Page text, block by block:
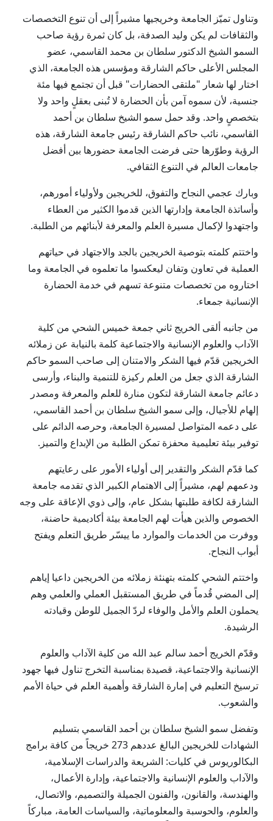
وتناول تميّز الجامعة وخريجيها مشيراً إلى أن تنوع التخصصات
والثقافات لم يكن وليد الصدفة، بل كان ثمرة رؤية صاحب
السمو الشيخ الدكتور سلطان بن محمد القاسمي، عضو
المجلس الأعلى حاكم الشارقة ومؤسس هذه الجامعة، الذي
اختار لها شعار "ملتقى الحضارات" قبل أن تجتمع فيها مئة
جنسية، لأن سموه آمن بأن الحضارة لا تُبنى بعقلٍ واحد ولا
بتخصصٍ واحد. وقد حمل سمو الشيخ سلطان بن أحمد
القاسمي، نائب حاكم الشارقة رئيس جامعة الشارقة، هذه
الرؤية وطوّرها حتى فرضت الجامعة حضورها بين أفضل
جامعات العالم في التنوع الثقافي.
وبارك عجمي النجاح والتفوق، للخريجين ولأولياء أمورهم،
وأساتذة الجامعة وإدارتها الذين قدموا الكثير من العطاء
واجتهدوا لإكمال مسيرة العلم والمعرفة لأبنائهم من الطلبة.
واختتم كلمته بتوصية الخريجين بالجد والاجتهاد في حياتهم
العملية في تعاون وتفان ليعكسوا ما تعلموه في الجامعة وما
اختاروه من تخصصات متنوعة تسهم في خدمة الحضارة
الإنسانية جمعاء.
من جانبه ألقى الخريج ثاني جمعة خميس الشحي من كلية
الآداب والعلوم الإنسانية والاجتماعية كلمة بالنيابة عن زملائه
الخريجين قدّم فيها الشكر والامتنان إلى صاحب السمو حاكم
الشارقة الذي جعل من العلم ركيزة للتنمية والبناء، وأرسى
دعائم جامعة الشارقة لتكون منارة للعلم والمعرفة ومصدر
إلهام للأجيال، وإلى سمو الشيخ سلطان بن أحمد القاسمي،
على دعمه المتواصل لمسيرة الجامعة، وحرصه الدائم على
توفير بيئة تعليمية محفزة تمكن الطلبة من الإبداع والتميز.
كما قدّم الشكر والتقدير إلى أولياء الأمور على رعايتهم
ودعمهم لهم، مشيراً إلى الاهتمام الكبير الذي تقدمه جامعة
الشارقة لكافة طلبتها بشكل عام، وإلى ذوي الإعاقة على وجه
الخصوص والذين هيأت لهم الجامعة بيئة أكاديمية حاضنة،
ووفرت من الخدمات والموارد ما ييسّر طريق التعلم ويفتح
أبواب النجاح.
واختتم الشحي كلمته بتهنئة زملائه من الخريجين داعيا إياهم
إلى المضي قُدماً في طريق المستقبل العملي والعلمي وهم
يحملون العلم والأمل والوفاء لردّ الجميل للوطن وقيادته
الرشيدة.
وقدّم الخريج أحمد سالم عبد الله من كلية الآداب والعلوم
الإنسانية والاجتماعية، قصيدة بمناسبة التخرج تناول فيها جهود
ترسيخ التعليم في إمارة الشارقة وأهمية العلم في حياة الأمم
والشعوب.
وتفضل سمو الشيخ سلطان بن أحمد القاسمي بتسليم
الشهادات للخريجين البالغ عددهم 273 خريجاً من كافة برامج
البكالوريوس في كليات: الشريعة والدراسات الإسلامية،
والآداب والعلوم الإنسانية والاجتماعية، وإدارة الأعمال،
والهندسة، والقانون، والفنون الجميلة والتصميم، والاتصال،
والعلوم، والحوسبة والمعلوماتية، والسياسات العامة، مباركاً